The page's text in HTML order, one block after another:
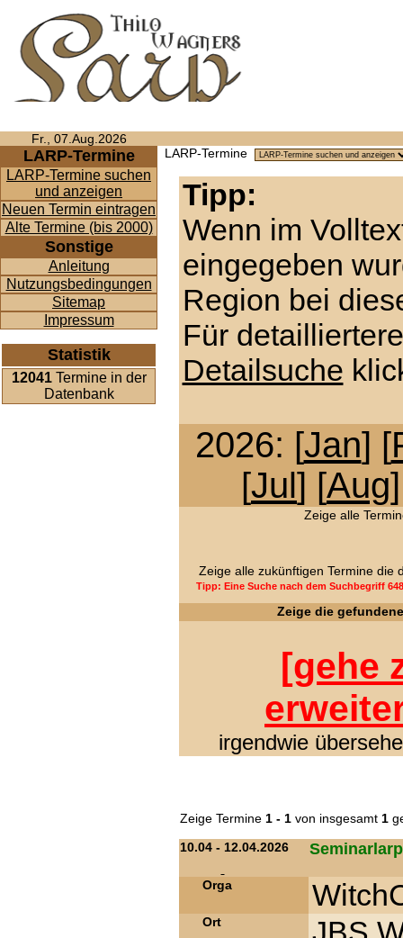
Fr., 07.Aug.2026
LARP-Termine
LARP-Termine suchen
und anzeigen
Neuen Termin eintragen
Alte Termine (bis 2000)
Sonstige
Anleitung
Nutzungsbedingungen
Sitemap
Impressum
Statistik
12041Termine in der
Datenbank
LARP-Termine
Tipp:
Wenn im
eingegeben
Region bei
Für
Detailsuche
2026: [Jan] [
[Jul] [Aug
Zeige alle
Zeige alle zukünftigen Termine
Tipp: Eine Suche nach dem Suchbegriff
Zeige die
[gehe
irgendwie
Zeige Termine 1 - 1von insgesamt 1
10.04 - 12.04.2026
Orga
Ort